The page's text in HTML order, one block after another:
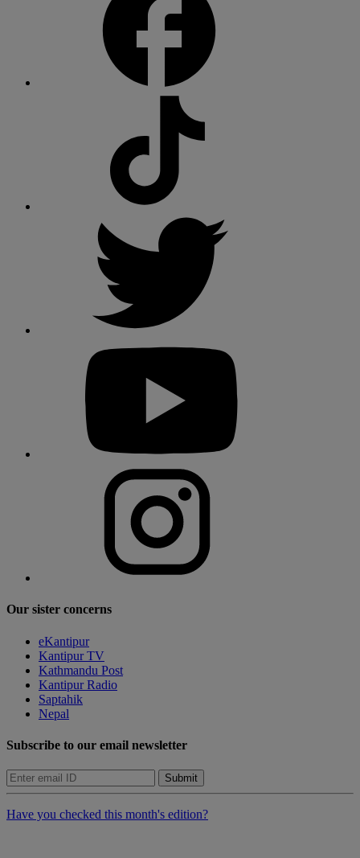
Our sister concerns
eKantipur
Kantipur TV
Kathmandu Post
Kantipur Radio
Saptahik
Nepal
Subscribe to our email newsletter
Submit
Have you checked this month's edition?